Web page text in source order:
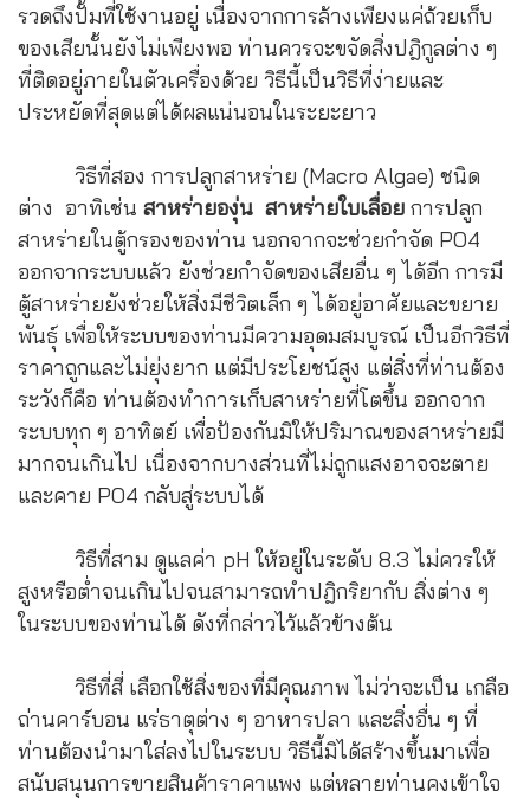
รวดถึงปั้มที่ใช้งานอยู่ เนื่องจากการล้างเพียงแค่ถ้วยเก็บ
ของเสียนั้นยังไม่เพียงพอ ท่านควรจะขจัดสิ่งปฎิกูลต่าง ๆ
ที่ติดอยู่ภายในตัวเครื่องด้วย วิธีนี้เป็นวิธีที่ง่ายและ
ประหยัดที่สุดแต่ได้ผลแน่นอนในระยะยาว
วิธีที่สอง การปลูกสาหร่าย (Macro Algae) ชนิด
ต่าง อาทิเช่น สาหร่ายองุ่น สาหร่ายใบเลื่อย การปลูก
สาหร่ายในตู้กรองของท่าน นอกจากจะช่วยกำจัด PO4
ออกจากระบบแล้ว ยังช่วยกำจัดของเสียอื่น ๆ ได้อีก การมี
ตู้สาหร่ายยังช่วยให้สิ่งมีชีวิตเล็ก ๆ ได้อยู่อาศัยและขยาย
พันธุ์ เพื่อให้ระบบของท่านมีความอุดมสมบูรณ์ เป็นอีกวิธีที่
ราคาถูกและไม่ยุ่งยาก แต่มีประโยชน์สูง แต่สิ่งที่ท่านต้อง
ระวังก็คือ ท่านต้องทำการเก็บสาหร่ายที่โตขึ้น ออกจาก
ระบบทุก ๆ อาทิตย์ เพื่อป้องกันมิให้ปริมาณของสาหร่ายมี
มากจนเกินไป เนื่องจากบางส่วนที่ไม่ถูกแสงอาจจะตาย
และคาย PO4 กลับสู่ระบบได้
วิธีที่สาม ดูแลค่า pH ให้อยู่ในระดับ 8.3 ไม่ควรให้
สูงหรือต่ำจนเกินไปจนสามารถทำปฎิกริยากับ สิ่งต่าง ๆ
ในระบบของท่านได้ ดังที่กล่าวไว้แล้วข้างต้น
วิธีที่สี่ เลือกใช้สิ่งของที่มีคุณภาพ ไม่ว่าจะเป็น เกลือ
ถ่านคาร์บอน แร่ธาตุต่าง ๆ อาหารปลา และสิ่งอื่น ๆ ที่
ท่านต้องนำมาใส่ลงไปในระบบ วิธีนี้มิได้สร้างขึ้นมาเพื่อ
สนับสนุนการขายสินค้าราคาแพง แต่หลายท่านคงเข้าใจ